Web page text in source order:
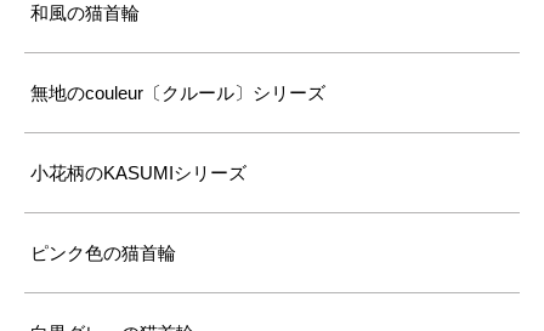
和風の猫首輪
無地のcouleur〔クルール〕シリーズ
小花柄のKASUMIシリーズ
ピンク色の猫首輪